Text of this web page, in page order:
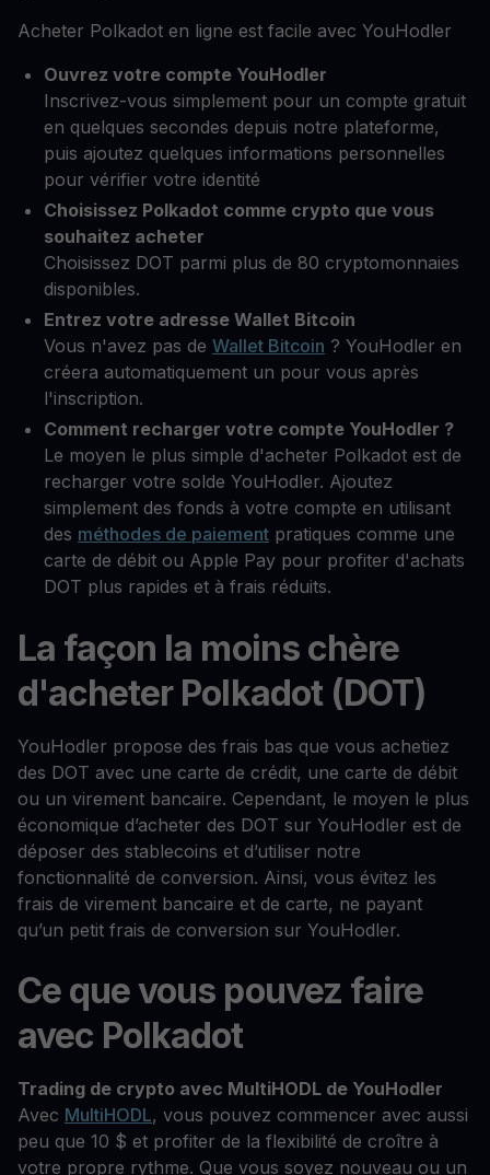
Acheter Polkadot en ligne est facile avec YouHodler
Ouvrez votre compte YouHodler
Inscrivez-vous simplement pour un compte gratuit
en quelques secondes depuis notre plateforme,
puis ajoutez quelques informations personnelles
pour vérifier votre identité
Choisissez Polkadot comme crypto que vous
souhaitez acheter
Choisissez DOT parmi plus de 80 cryptomonnaies
disponibles.
Entrez votre adresse Wallet Bitcoin
Vous n'avez pas de Wallet Bitcoin ? YouHodler en
créera automatiquement un pour vous après
l'inscription.
Comment recharger votre compte YouHodler ?
Le moyen le plus simple d'acheter Polkadot est de
recharger votre solde YouHodler. Ajoutez
simplement des fonds à votre compte en utilisant
des méthodes de paiement pratiques comme une
carte de débit ou Apple Pay pour profiter d'achats
DOT plus rapides et à frais réduits.
La façon la moins chère
d'acheter Polkadot (DOT)
YouHodler propose des frais bas que vous achetiez
des DOT avec une carte de crédit, une carte de débit
ou un virement bancaire. Cependant, le moyen le plus
économique d’acheter des DOT sur YouHodler est de
déposer des stablecoins et d’utiliser notre
fonctionnalité de conversion. Ainsi, vous évitez les
frais de virement bancaire et de carte, ne payant
qu’un petit frais de conversion sur YouHodler.
Ce que vous pouvez faire
avec Polkadot
Trading de crypto avec MultiHODL de YouHodler
Avec MultiHODL, vous pouvez commencer avec aussi
peu que 10 $ et profiter de la flexibilité de croître à
votre propre rythme. Que vous soyez nouveau ou un